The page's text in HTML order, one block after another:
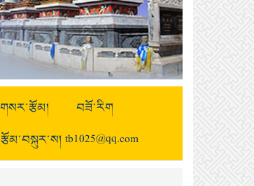
གསར་རྩོམ།
བཟོ་རིག
རྩོམ་བསྐུར་ས། tb1025@qq.com